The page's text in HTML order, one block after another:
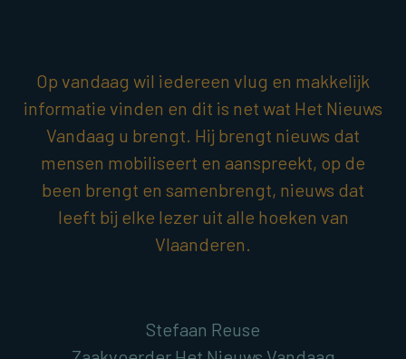
Op vandaag wil iedereen vlug en makkelijk
informatie vinden en dit is net wat Het Nieuws
Vandaag u brengt. Hij brengt nieuws dat
mensen mobiliseert en aanspreekt, op de
been brengt en samenbrengt, nieuws dat
leeft bij elke lezer uit alle hoeken van
Vlaanderen.
Stefaan Reuse